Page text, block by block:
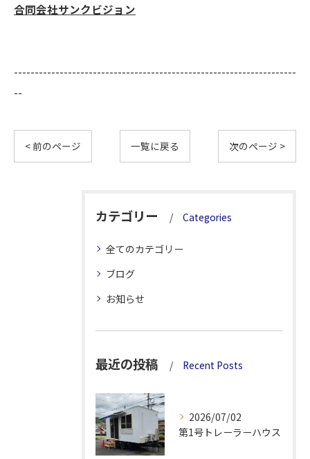
合同会社サンクビジョン
--------------------------------------------------------------------
--
< 前のページ 一覧に戻る 次のページ >
カテゴリー Categories
全てのカテゴリー
ブログ
お知らせ
最近の投稿 Recent Posts
2026/07/02
第1号トレーラーハウス